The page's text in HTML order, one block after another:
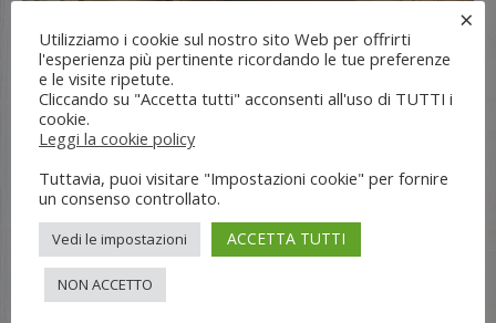
Una grande caratteristica della cucina country è
l’uso di pannelli orizzontali a listoni larghi:
impiegato per le isole della cucina, caratterizza
calda e rilassata ovunque. Un’altra caratteristica è
l’utilizzo di apparecchi di illuminazione moderni
come lampade a sospensione in un arredamento in
stile country. Ogni contrasto contrappone il vecchio
al nuovo e trasforma lo spazio, creando contrasti
netti e luci dove non esistevano.
Utilizziamo i cookie sul nostro sito Web per offrirti
l'esperienza più pertinente ricordando le tue preferenze
e le visite ripetute.
Cliccando su "Accetta tutti" acconsenti all'uso di TUTTI i
cookie.
Leggi la cookie policy
×
Tuttavia, puoi visitare "Impostazioni cookie" per fornire
un consenso controllato.
Vedi le impostazioni ACCETTA TUTTI
NON ACCETTO